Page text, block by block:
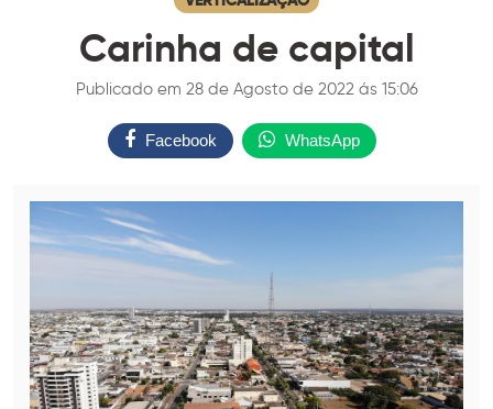
Carinha de capital
Publicado em 28 de Agosto de 2022 ás 15:06
Facebook WhatsApp